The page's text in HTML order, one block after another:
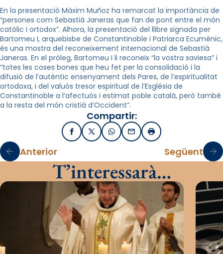
En la presentació Màxim Muñoz ha remarcat la importància de
“persones com Sebastià Janeras que fan de pont entre el món
catòlic i ortodox”. Alhora, la presentació del llibre signada per
Bartomeu I, arquebisbe de Constantinoble i Patriarca Ecumènic,
és una mostra del reconeixement internacional de Sebastià
Janeras. En el pròleg, Bartomeu I li reconeix “la vostra saviesa” i
“totes les coses bones que heu fet per la consolidació i la
difusió de l’autèntic ensenyament dels Pares, de l’espiritualitat
ortodoxa, i del valuós tresor espiritual de l’Església de
Constantinoble a l’afectuós i estimat poble català, però també
a la resta del món cristià d’Occident”.
Compartir:
FacebookX / TwitterWhatsApp
EmailImprimir
Anterior Següent
T’interessarà…